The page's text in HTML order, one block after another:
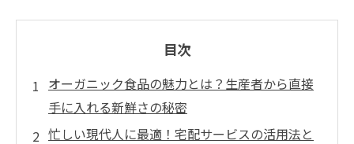
目次
オーガニック食品の魅力とは？生産者から直接
手に入れる新鮮さの秘密
忙しい現代人に最適！宅配サービスの活用法と